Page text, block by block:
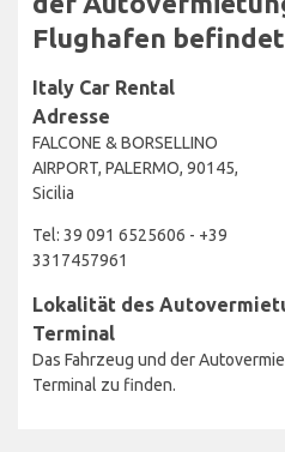
Flughafen befindet
Italy Car Rental
Adresse
FALCONE & BORSELLINO
AIRPORT, PALERMO, 90145,
Sicilia
Tel: 39 091 6525606 - +39
3317457961
Lokalität des
Terminal
Das Fahrzeug und der
Terminal zu finden.